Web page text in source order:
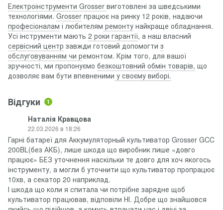
Електроінструменти Grosser виготовлені за шведськими
технологіями. Grosser працює на ринку 12 років, надаючи
професіоналам і любителям ремонту найкраще обладнання.
Усі інструменти мають 2 роки гарантії, а наш власний
сервісний центр завжди готовий допомогти з
обслуговуванням чи ремонтом. Крім того, для вашої
зручності, ми пропонуємо безкоштовний обмін товарів, що
дозволяє вам бути впевненими у своєму виборі.
Відгуки 1
Наталія Кравцова
22.03.2026 в 18:26
Гарні батареї для Аккумуляторный культиватор Grosser GCC
200BL(без АКБ), лише шкода що виробник пише «довго
працює» БЕЗ уточнення наскільки те довго для хоч якогось
інструменту, а могли б уточнити що культиватор пропрацює
10хв, а секатор 20 наприклад.
І шкода що коли я спитала чи потрібне зарядне щоб
культиватор працював, відповіли НІ. Добре що знайшовся